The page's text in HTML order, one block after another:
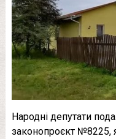
Народні депутати
законопроєкт №8225,